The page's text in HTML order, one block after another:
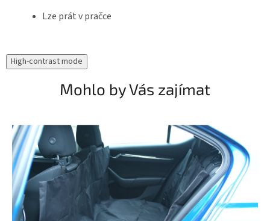
Lze prát v pračce
High-contrast mode
Mohlo by Vás zajímat